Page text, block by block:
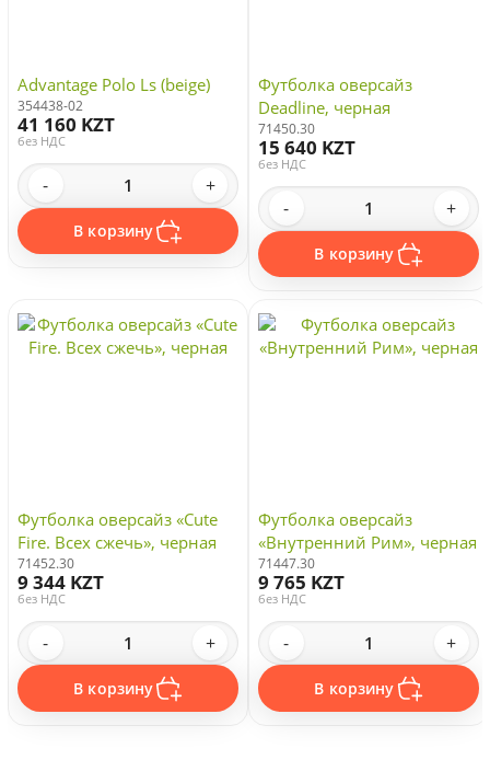
Advantage Polo Ls (beige)
354438-02
41 160 KZT
без НДС
- +
В корзину
Футболка оверсайз
Deadline, черная
71450.30
15 640 KZT
без НДС
- +
В корзину
Футболка оверсайз «Cute
Fire. Всех сжечь», черная
71452.30
9 344 KZT
без НДС
- +
В корзину
Футболка оверсайз
«Внутренний Рим», черная
71447.30
9 765 KZT
без НДС
- +
В корзину